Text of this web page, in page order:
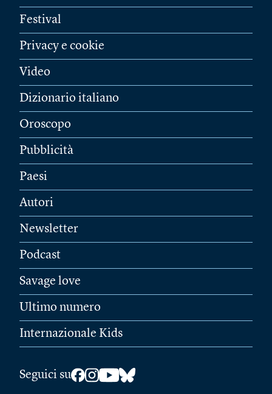
Festival
Privacy e cookie
Video
Dizionario italiano
Oroscopo
Pubblicità
Paesi
Autori
Newsletter
Podcast
Savage love
Ultimo numero
Internazionale Kids
Seguici su